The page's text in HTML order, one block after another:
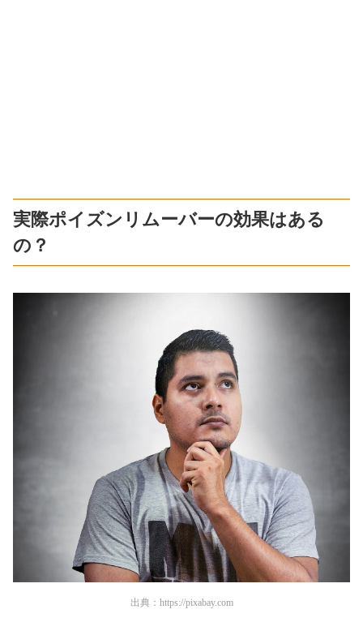
実際ポイズンリムーバーの効果はある
の？
出典： https://pixabay.com